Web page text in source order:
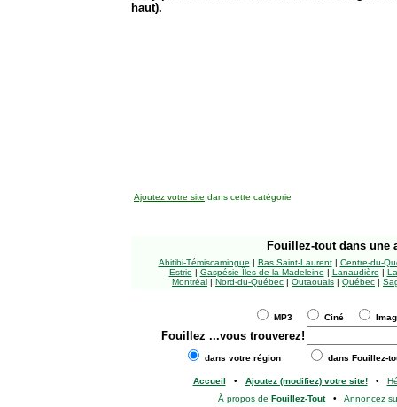
haut).
Ajoutez votre site dans cette catégorie
Fouillez-tout dans une
Abitibi-Témiscamingue | Bas Saint-Laurent| Centre-du-
Estrie | Gaspésie-Îles-de-la-Madeleine | Lanaudière |
Montréal | Nord-du-Québec | Outaouais | Québec |
MP3 Ciné
Fouillez ...vous trouverez!
dans votre région dans Fouillez-
Accueil • Ajoutez (modifiez) votre site!•
À propos de Fouillez-Tout• Annoncez